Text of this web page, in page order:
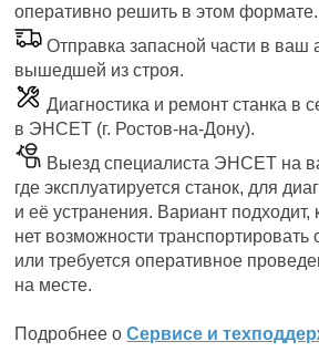
оперативно решить в этом формате.
Отправка запасной части в ваш
вышедшей из строя.
Диагностика и ремонт станка в
в ЭНСЕТ (г. Ростов‑на-Дону).
Выезд специалиста ЭНСЕТ на
где эксплуатируется станок, для
и её устранения. Вариант подходит,
нет возможности транспортировать
или требуется оперативное
на месте.
Подробнее оСервисе и